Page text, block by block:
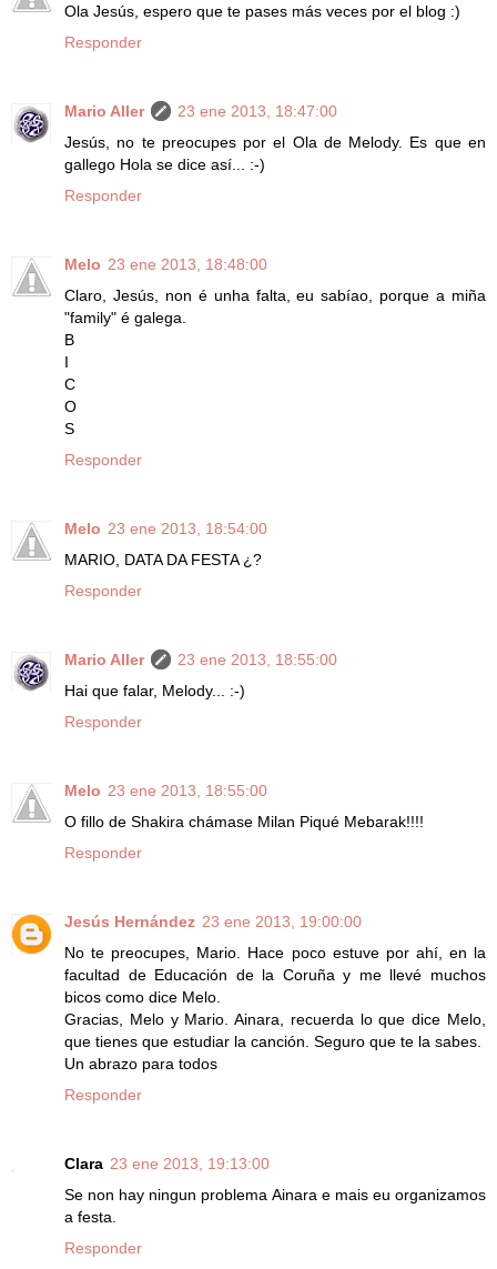
Ola Jesús, espero que te pases más veces por el blog :)
Responder
Mario Aller
23 ene 2013, 18:47:00
Jesús, no te preocupes por el Ola de Melody. Es que en
gallego Hola se dice así... :-)
Responder
Melo 23 ene 2013, 18:48:00
Claro, Jesús, non é unha falta, eu sabíao, porque a miña
"family" é galega.
B
I
C
O
S
Responder
Melo 23 ene 2013, 18:54:00
MARIO, DATA DA FESTA ¿?
Responder
Mario Aller
23 ene 2013, 18:55:00
Hai que falar, Melody... :-)
Responder
Melo 23 ene 2013, 18:55:00
O fillo de Shakira chámase Milan Piqué Mebarak!!!!
Responder
Jesús Hernández 23 ene 2013, 19:00:00
No te preocupes, Mario. Hace poco estuve por ahí, en la
facultad de Educación de la Coruña y me llevé muchos
bicos como dice Melo.
Gracias, Melo y Mario. Ainara, recuerda lo que dice Melo,
que tienes que estudiar la canción. Seguro que te la sabes.
Un abrazo para todos
Responder
Clara 23 ene 2013, 19:13:00
Se non hay ningun problema Ainara e mais eu organizamos
a festa.
Responder